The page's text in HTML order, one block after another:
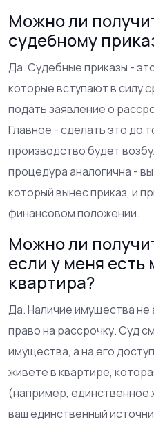
Можно ли
судебному
Да. Судебные приказы -
которые вступают в силу
подать заявление о
Главное - сделать это до
производство будет
процедура аналогична -
который вынес приказ, и
финансовом положении.
Можно ли
если у меня
квартира?
Да. Наличие имущества
право на рассрочку. Суд
имущества, а на его
живете в квартире,
(например, единственное
ваш единственный